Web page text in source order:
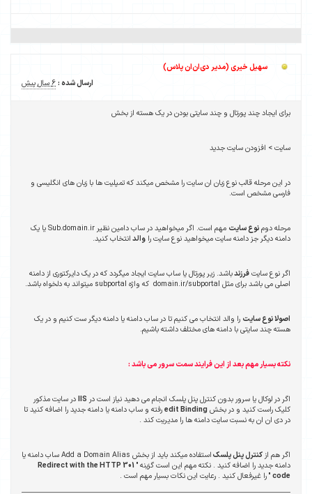
سهیل خیری (مدیر دی‌ان‌ان پلاس)
ارسال شده :6 سال پیش
برای ایجاد چند پورتال و چند سایتی بودن در یک هسته از بخش
سایت > افزودن سایت جدید
در این مرحله قالب نوع زبان ان سایت را مشخص میکند که تمپلیت ها با زبان های انگلیسی و
فارسی مشخص است.
مرحله دومنوع سایت
مهم است. اگر میخواهید در ساب دامین نظیر Sub.domain.ir یا یک
دامنه دیگر جز دامنه سایت میخواهید نوع سایت را والدانتخاب کنید.
اگر نوع سایتفرزندباشد. زیر پورتال یا ساب سایت ایجاد میگردد که در یک دایرکتوری از دامنه
اصلی می باشد برای مثل domain.ir/subportal که واژه subportal میتواند به دلخواه باشد.
اصولا نوع سایت را والد انتخاب می کنیم تا در ساب دامنه یا دامنه دیگر ست کنیم و در یک
هسته چند سایتی با دامنه های مختلف داشته باشیم.
نکته بسیار مهم بعد از این فرایند سمت سرور می باشد :
اگر در لوکال یا سرور بدون کنترل پنل پلسک انجام می دهید نیاز است در IISدر سایت مذکور
کلیک راست کنید و در بخشedit Bindingرفته و ساب دامنه یا دامنه جدید را اضافه کنید تا
در دی ان ان به نسبت سایت دامنه ها را مدیریت کند .
اگر هم از کنترل پنل پلسک
استفاده میکند باید از بخش Add a Domain Alias ساب دامنه یا
دامنه جدید را اضافه کنید . نکته مهم این است گزینه "Redirect with the HTTP 301
code" را غیرفعال کنید . رعایت این نکات بسیار مهم است .